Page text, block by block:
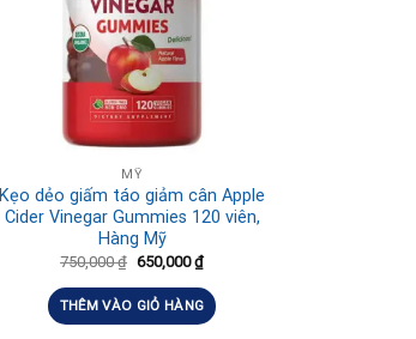
MỸ
Kẹo dẻo giấm táo giảm cân Apple
Cider Vinegar Gummies 120 viên,
Hàng Mỹ
750,000₫ 650,000₫
THÊM VÀO GIỎ HÀNG